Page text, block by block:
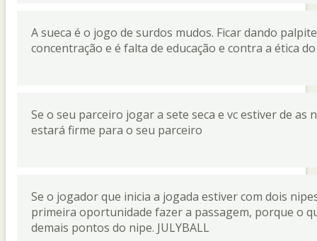
A sueca é o jogo de surdos mudos. Ficar dando
concentração e é falta de educação e contra a ética
Se o seu parceiro jogar a sete seca e vc estiver de
estará firme para o seu parceiro
Se o jogador que inicia a jogada estiver com dois
primeira oportunidade fazer a passagem, porque o
demais pontos do nipe. JULYBALL